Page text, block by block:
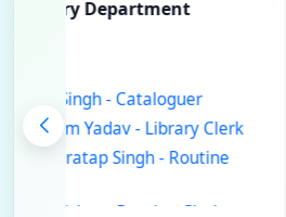
Library Department
Dr. Priyanka Singh - Cataloguer
Mr. Ram Janam Yadav - Library Clerk
Mr. Mukesh Pratap Singh - Routine
Mr. Ranjan Mishra - Routine Clerk